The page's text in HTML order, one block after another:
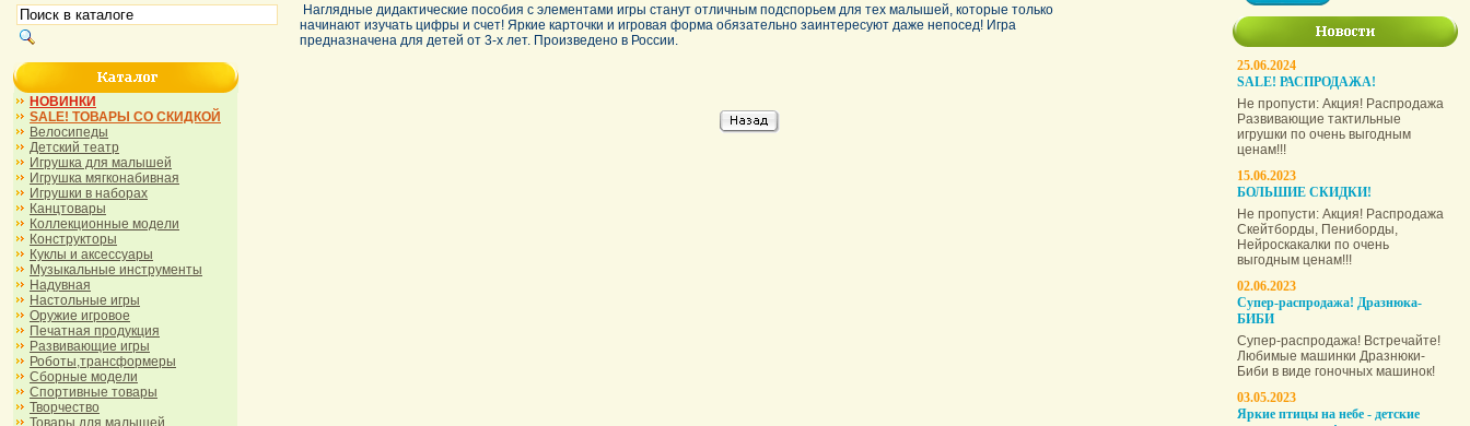
НОВИНКИ
SALE! ТОВАРЫ СО СКИДКОЙ
Велосипеды
Детский театр
Игрушка для малышей
Игрушка мягконабивная
Игрушки в наборах
Канцтовары
Коллекционные модели
Конструкторы
Куклы и аксессуары
Музыкальные инструменты
Надувная
Настольные игры
Оружие игровое
Печатная продукция
Развивающие игры
Роботы,трансформеры
Сборные модели
Спортивные товары
Творчество
Товары для малышей
Наглядные дидактические пособия с элементами игры станут отличным подспорьем для тех малышей, которые только
начинают изучать цифры и счет! Яркие карточки и игровая форма обязательно заинтересуют даже непосед! Игра
предназначена для детей от 3-х лет. Произведено в России.
25.06.2024
SALE! РАСПРОДАЖА!
Не пропусти: Акция! Распродажа
Развивающие тактильные
игрушки по очень выгодным
ценам!!!
15.06.2023
БОЛЬШИЕ СКИДКИ!
Не пропусти: Акция! Распродажа
Скейтборды, Пениборды,
Нейроскакалки по очень
выгодным ценам!!!
02.06.2023
Супер-распродажа! Дразнюка-
БИБИ
Супер-распродажа! Встречайте!
Любимые машинки Дразнюки-
Биби в виде гоночных машинок!
03.05.2023
Яркие птицы на небе - детские